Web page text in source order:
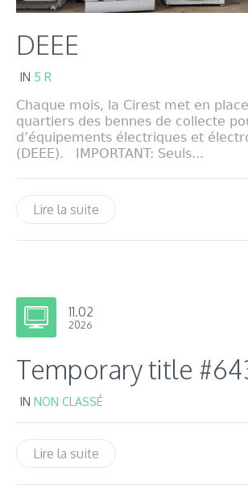
DEEE
IN 5 R
Chaque mois, la Cirest met en
quartiers des bennes de collecte
d’équipements électriques et
(DEEE). IMPORTANT: Seuls...
Lire la suite
11.02
2026
Temporary title
IN NON CLASSÉ
Lire la suite